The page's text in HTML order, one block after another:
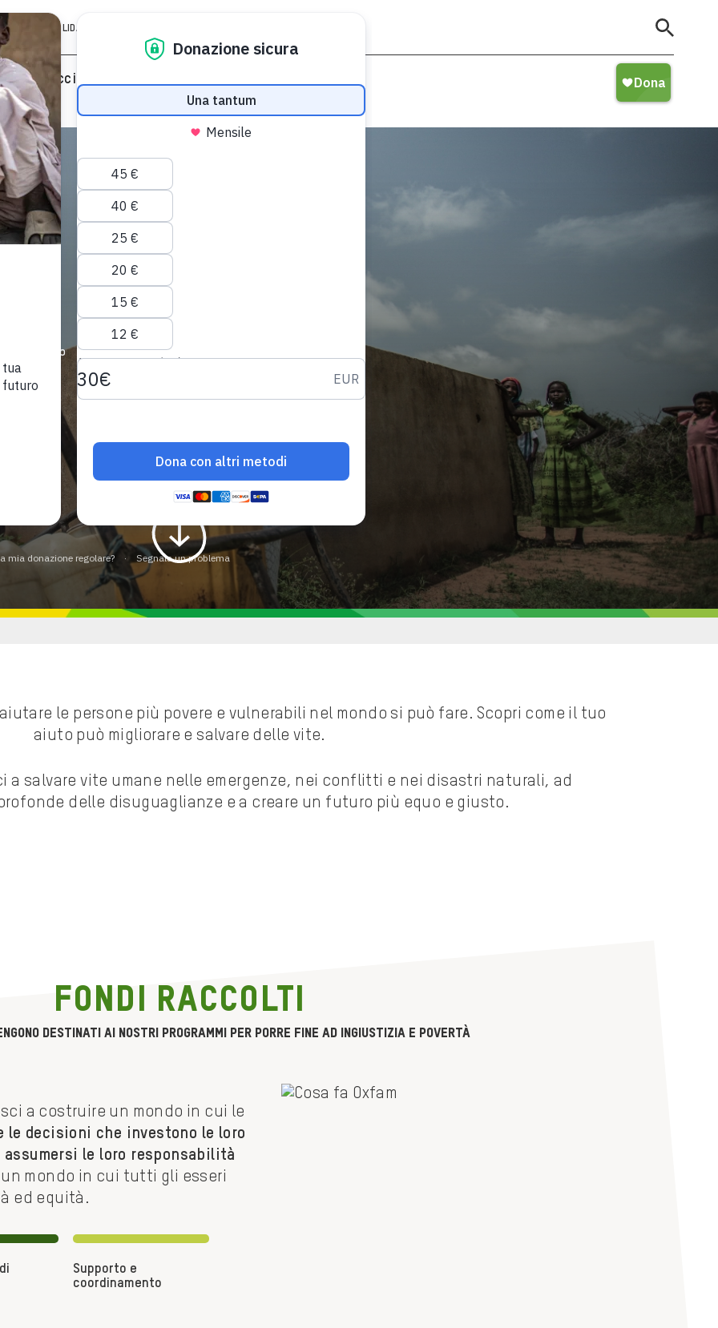
REGALI SOLIDALI
Cosa facciamo
un futuro
Down
le persone più povere e vulnerabili nel mondo si può fare. Scopri come il tuo
aiuto può migliorare e salvare delle vite.
a salvare vite umane nelle emergenze, nei conflitti e nei disastri naturali, ad
delle disuguaglianze e a creare un futuro più equo e giusto.
FONDI RACCOLTI
destinati ai nostri programmi per porre fine ad ingiustizia e povertà
a costruire un mondo in cui le
le decisioni che investono le loro
le loro responsabilità
mondo in cui tutti gli esseri
ed equità.
Supporto e
coordinamento